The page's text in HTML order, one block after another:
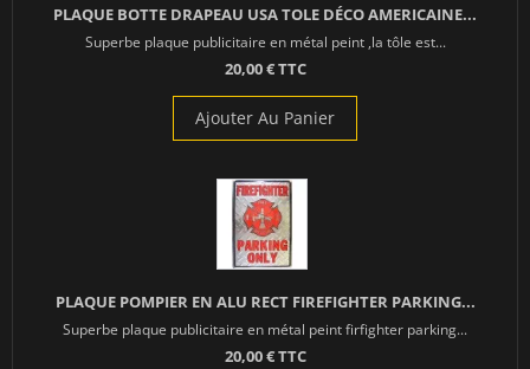
PLAQUE BOTTE DRAPEAU USA TOLE DÉCO AMERICAINE...
Superbe plaque publicitaire en métal peint ,la tôle est...
20,00 € TTC
Ajouter Au Panier
PLAQUE POMPIER EN ALU RECT FIREFIGHTER PARKING...
Superbe plaque publicitaire en métal peint firfighter parking...
20,00 € TTC